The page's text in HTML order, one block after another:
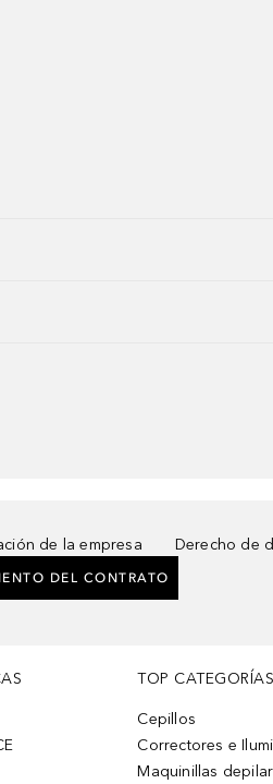
de la empresa Derecho de
DEL CONTRATO
TOP CATEGORÍAS
Cepillos
Correctores e
Maquinillas